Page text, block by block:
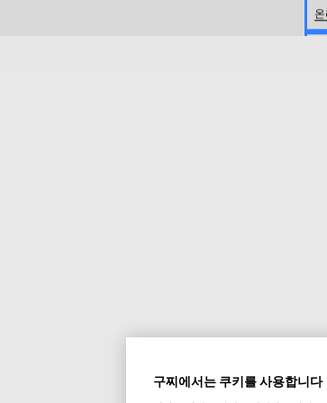
신
구찌에서는 쿠키를 사용합니다